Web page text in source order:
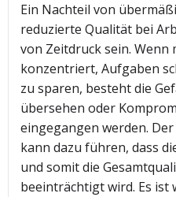
Ein Nachteil von
reduzierte Qualität bei
von Zeitdruck sein. Wenn
konzentriert, Aufgaben
zu sparen, besteht die
übersehen oder
eingegangen werden.
kann dazu führen, dass
und somit die
beeinträchtigt wird. Es ist